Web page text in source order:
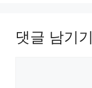
댓글 남기기